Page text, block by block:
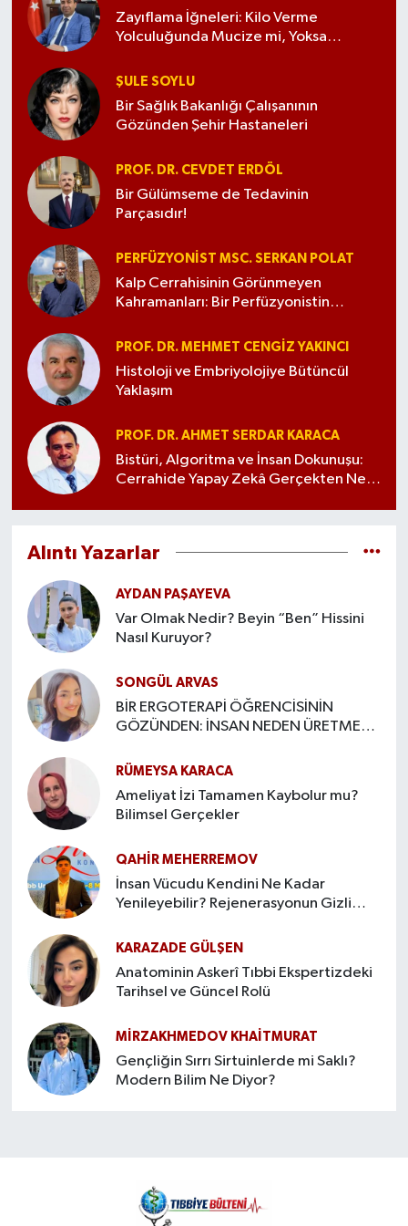
olarak başlayan Dr. Ergen, Ankara Sincan Dr.
Nafiz Körez Devlet Hastanesi’nde mecburi
doktor, doktor öğretim üyesi ve doçent
doktor olarak görev yaptı. 2021 yılından
ve Medipol Koşuyolu Hastanesi’nde
profesör olarak çalışmalarını
sürdürmektedir.
Üremeye yardımcı tedavi yöntemleri
Dr. Evrim Bostancı Ergen, ayrıca robotik
cerrahi eğitimi almıştır. Akademik
endometrial patolojiler, jinekolojik cerrahi,
plasenta anomalileri ve kadın sağlığı
alanlarına odaklanmaktadır.
Ulusal ve uluslararası hakemli dergilerde
yayımlanmış çok sayıda bilimsel makalesi
bulunan Dr. Ergen’in h-indeksi 12, i10 indeksi
bilimsel toplantılarda bildiriler sunmuş,
Bülteni’nde yardımcı editör olarak görev
Prof. Dr. Evrim Bostancı Ergen, klinik
deneyimi ve akademik birikimiyle kadın
jinekolojik cerrahi alanlarında çalışmalarına
Zayıflama İğneleri: Kilo Verme
Yolculuğunda Mucize mi, Yoksa
ŞULE SOYLU
Bir Sağlık Bakanlığı Çalışanının
Gözünden Şehir Hastaneleri
PROF. DR. CEVDET ERDÖL
Bir Gülümseme de Tedavinin
Parçasıdır!
PERFÜZYONIST MSC. SERKAN POLAT
Kalp Cerrahisinin Görünmeyen
Kahramanları: Bir Perfüzyonistin
PROF. DR. MEHMET CENGIZ YAKINCI
Histoloji ve Embriyolojiye Bütüncül
Yaklaşım
PROF. DR. AHMET SERDAR KARACA
Bistüri, Algoritma ve İnsan Dokunuşu:
Cerrahide Yapay Zekâ Gerçekten Ne
Alıntı Yazarlar
AYDAN PAŞAYEVA
Var Olmak Nedir? Beyin “Ben” Hissini
Nasıl Kuruyor?
SONGÜL ARVAS
BİR ERGOTERAPİ ÖĞRENCİSİNİN
GÖZÜNDEN: İNSAN NEDEN ÜRETMEYE
RÜMEYSA KARACA
Ameliyat İzi Tamamen Kaybolur mu?
Bilimsel Gerçekler
QAHIR MEHERREMOV
İnsan Vücudu Kendini Ne Kadar
Yenileyebilir? Rejenerasyonun Gizli
KARAZADE GÜLŞEN
Anatominin Askerî Tıbbi Ekspertizdeki
Tarihsel ve Güncel Rolü
MIRZAKHMEDOV KHAİTMURAT
Gençliğin Sırrı Sirtuinlerde mi Saklı?
Modern Bilim Ne Diyor?